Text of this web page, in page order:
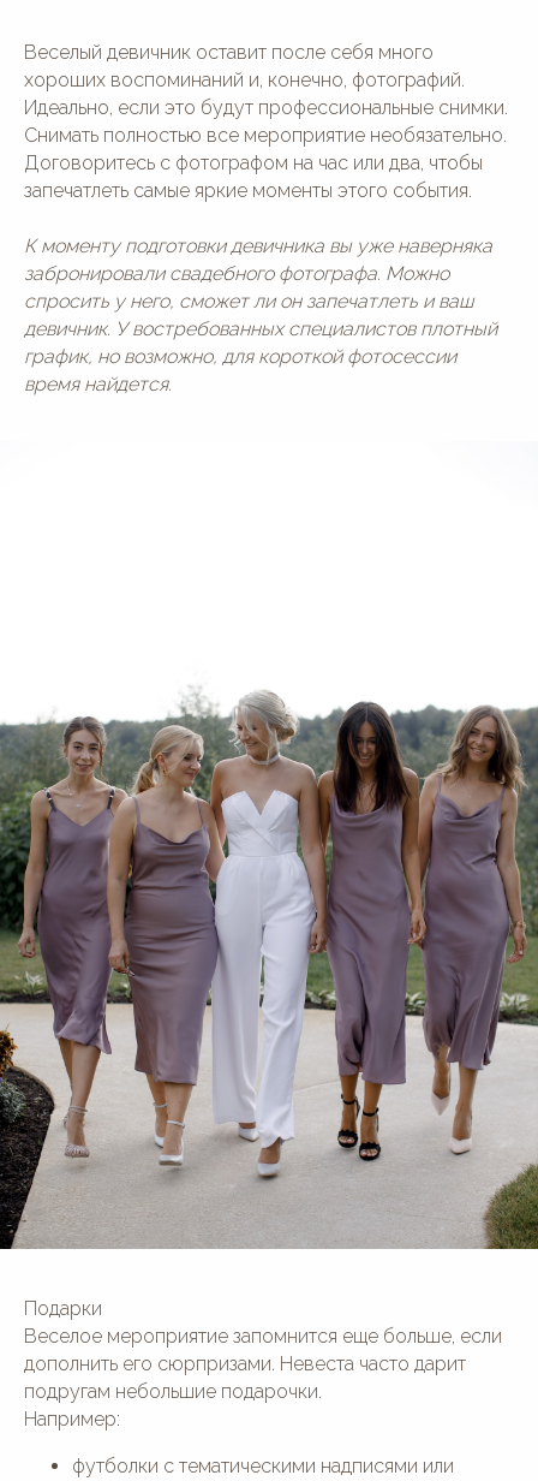
Веселый девичник оставит после себя много
хороших воспоминаний и, конечно, фотографий.
Идеально, если это будут профессиональные снимки.
Снимать полностью все мероприятие необязательно.
Договоритесь с фотографом на час или два, чтобы
запечатлеть самые яркие моменты этого события.
К моменту подготовки девичника вы уже наверняка
забронировали свадебного фотографа. Можно
спросить у него, сможет ли он запечатлеть и ваш
девичник. У востребованных специалистов плотный
график, но возможно, для короткой фотосессии
время найдется.
Подарки
Веселое мероприятие запомнится еще больше, если
дополнить его сюрпризами. Невеста часто дарит
подругам небольшие подарочки.
Например:
футболки с тематическими надписями или